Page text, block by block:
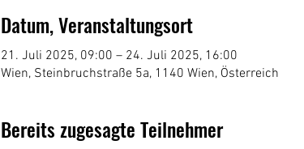
Datum, Veranstaltungsort
21. Juli 2025, 09:00 – 24. Juli 2025, 16:00
Wien, Steinbruchstraße 5a, 1140 Wien, Österreich
Bereits zugesagte Teilnehmer